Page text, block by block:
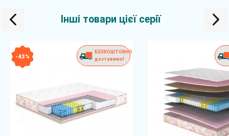
Інші товари цієї серії
- 43 %
БЕЗКОШТОВНО
доставимо!